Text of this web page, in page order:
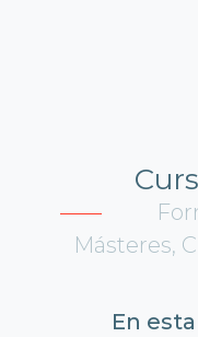
Másteres,
En